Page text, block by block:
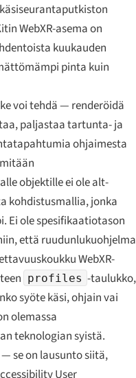
WebXR-asema on
kuukauden
pinta kuin
voi tehdä — renderöidä
paljastaa tartunta- ja
ohjaimesta
objektille ei ole alt-
kohdistusmallia, jonka
Ei ole spesifikaatiotason
että ruudunlukuohjelma
WebXR-
profiles -taulukko,
syöte käsi, ohjain vai
olemassa
teknologian syistä.
se on lausunto siitä,
User